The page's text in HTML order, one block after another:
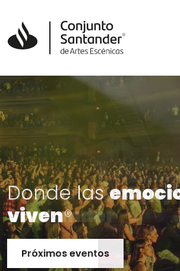
viven®
Acércate al
Santander
Conoce más